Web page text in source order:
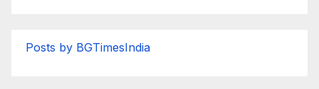
Posts by BGTimesIndia